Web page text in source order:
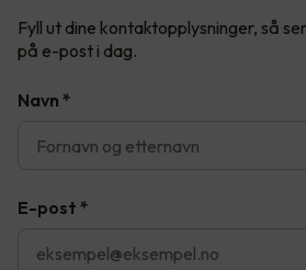
Fyll ut dine kontaktopplysninger, så
på e-post i dag.
Navn *
E-post *